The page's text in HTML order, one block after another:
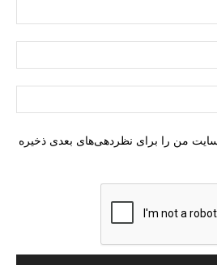
من را برای نظردهی‌های بعدی ذخیره